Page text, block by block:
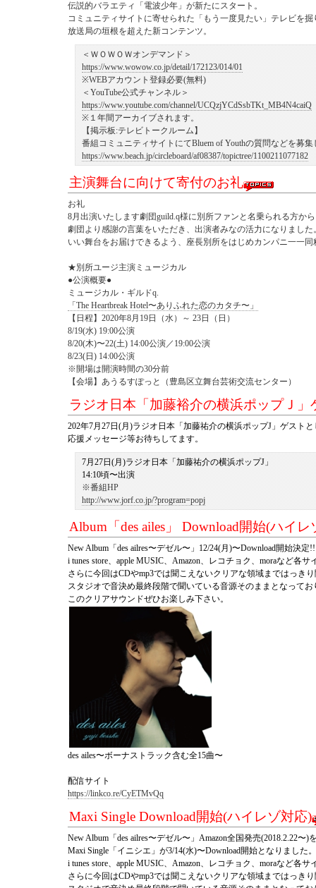
伝説的バラエティ「電波少年」が新たにスタート。
コミュニティサイトに寄せられた「もう一度見たい」テレビを掘
放送局の垣根を超えた新コンテンツ。
＜ＷＯＷＯＷオンデマンド＞
https://www.wowow.co.jp/detail/172123/014/01
※WEBアカウント登録必要(無料)
＜YouTube公式チャンネル＞
https://www.youtube.com/channel/UCQzjYCdSsbTKt_MB4N4caiQ
※１年間アーカイブされます。
【掲示板:テレビトークルーム】
番組コミュニティサイトにてBluem of Youthの質問などを募
https://www.beach.jp/circleboard/af08387/topictree/1100211077182
主演舞台に向けて寄付のお礼
お礼
8月出演いたします劇団guild.q様に別所ファンと名乗られる方か
劇団より感謝の言葉をいただき、出演者みなの活力になりました
いい舞台をお届けできるよう、座長別所をはじめカンパニ一一
★別所ユージ主演ミュージカル
●公演概要●
ミュージカル・ギルドq.
「The Heartbreak Hotel〜ありふれた恋のカタチ〜」
【日程】2020年8月19日（水）～ 23日（日）
8/19(水) 19:00公演
8/20(木)〜22(土) 14:00公演／19:00公演
8/23(日) 14:00公演
※開場は開演時間の30分前
【会場】あうるすぽっと（豊島区立舞台芸術交流センター）
ラジオ日本「加藤裕介の横浜ポップＪ」
202年7月27日(月)ラジオ日本「加藤祐介の横浜ポップJ」ゲスト
応援メッセージ等お待ちしてます。
7月27日(月)ラジオ日本「加藤祐介の横浜ポップJ」
14:10頃〜出演
※番組HP
http://www.jorf.co.jp/?program=popj
Album「des ailes」 Download開始(ハイレ
New Album「des ailres〜デゼル〜」12/24(月)〜Download開始決定!!
i tunes store、apple MUSIC、Amazon、レコチョク、moraなど各
さらに今回はCDやmp3では聞こえないクリアな領域まではっき
スタジオで音決め最終段階で聞いている音源そのままとなってお
このクリアサウンドぜひお楽しみ下さい。
des ailes〜ボーナストラック含む全15曲〜
配信サイト
https://linkco.re/CyETMvQq
Maxi Single Download開始(ハイレゾ対応)
New Album「des ailres〜デゼル〜」Amazon全国発売(2018.2.22〜)
Maxi Single「イニシエ」が3/14(水)〜Download開始となりました。
i tunes store、apple MUSIC、Amazon、レコチョク、moraなど各
さらに今回はCDやmp3では聞こえないクリアな領域まではっき